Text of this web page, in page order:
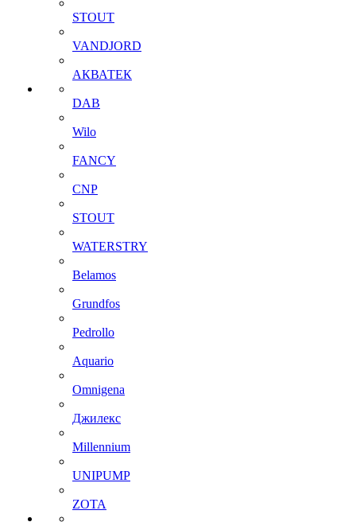
STOUT
VANDJORD
АКВАТЕК
DAB
Wilo
FANCY
CNP
STOUT
WATERSTRY
Belamos
Grundfos
Pedrollo
Aquario
Omnigena
Джилекс
Millennium
UNIPUMP
ZOTA